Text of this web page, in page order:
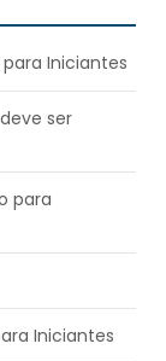
Iniciantes
ser
para
Iniciantes